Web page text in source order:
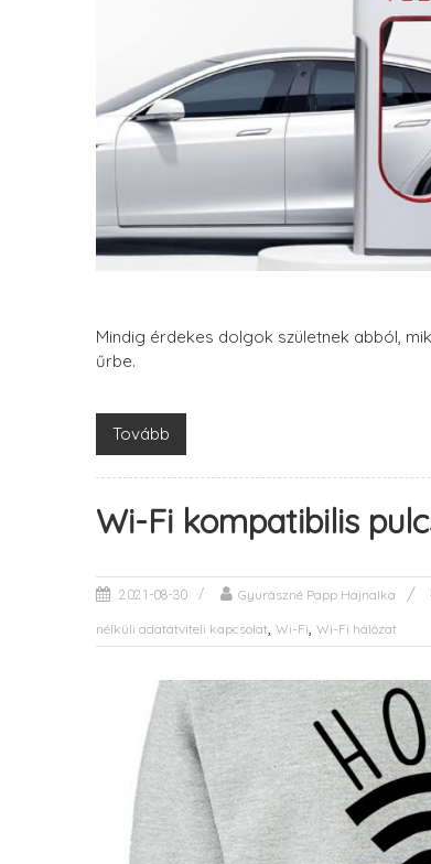
Mindig érdekes dolgok születnek abból,
űrbe.
Tovább
Wi-Fi kompatibilis
2021-08-30 Gyurászné Papp Hajnalka
nélküli adatátviteli kapcsolat, Wi-Fi, Wi-Fi hálózat